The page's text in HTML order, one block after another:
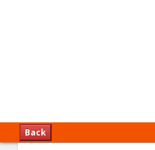
Back